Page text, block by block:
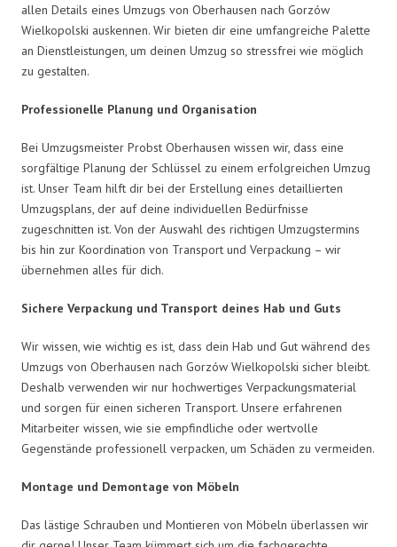
allen Details eines Umzugs von Oberhausen nach Gorzów
Wielkopolski auskennen. Wir bieten dir eine umfangreiche Palette
an Dienstleistungen, um deinen Umzug so stressfrei wie möglich
zu gestalten.
Professionelle Planung und Organisation
Bei Umzugsmeister Probst Oberhausen wissen wir, dass eine
sorgfältige Planung der Schlüssel zu einem erfolgreichen Umzug
ist. Unser Team hilft dir bei der Erstellung eines detaillierten
Umzugsplans, der auf deine individuellen Bedürfnisse
zugeschnitten ist. Von der Auswahl des richtigen Umzugstermins
bis hin zur Koordination von Transport und Verpackung – wir
übernehmen alles für dich.
Sichere Verpackung und Transport deines Hab und Guts
Wir wissen, wie wichtig es ist, dass dein Hab und Gut während des
Umzugs von Oberhausen nach Gorzów Wielkopolski sicher bleibt.
Deshalb verwenden wir nur hochwertiges Verpackungsmaterial
und sorgen für einen sicheren Transport. Unsere erfahrenen
Mitarbeiter wissen, wie sie empfindliche oder wertvolle
Gegenstände professionell verpacken, um Schäden zu vermeiden.
Montage und Demontage von Möbeln
Das lästige Schrauben und Montieren von Möbeln überlassen wir